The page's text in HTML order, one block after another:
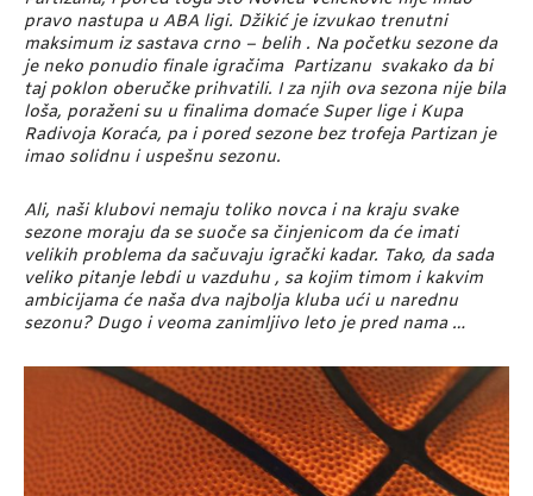
pravo nastupa u ABA ligi. Džikić je izvukao trenutni
maksimum iz sastava crno – belih . Na početku sezone da
je neko ponudio finale igračima Partizanu svakako da bi
taj poklon oberučke prihvatili. I za njih ova sezona nije bila
loša, poraženi su u finalima domaće Super lige i Kupa
Radivoja Koraća, pa i pored sezone bez trofeja Partizan je
imao solidnu i uspešnu sezonu.
Ali, naši klubovi nemaju toliko novca i na kraju svake
sezone moraju da se suoče sa činjenicom da će imati
velikih problema da sačuvaju igrački kadar. Tako, da sada
veliko pitanje lebdi u vazduhu , sa kojim timom i kakvim
ambicijama će naša dva najbolja kluba ući u narednu
sezonu? Dugo i veoma zanimljivo leto je pred nama …